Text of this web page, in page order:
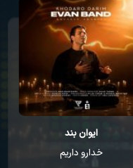
راغب
عطر تو